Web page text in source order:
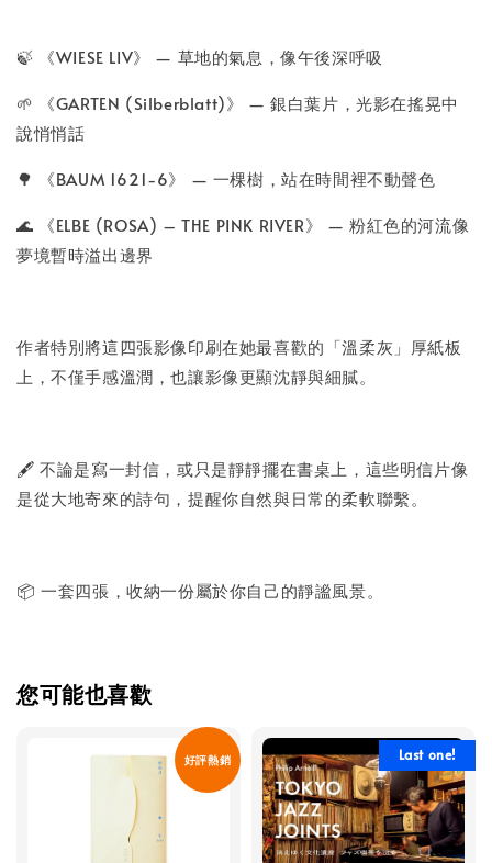
🍃 《WIESE LIV》 — 草地的氣息，像午後深呼吸
🌱 《GARTEN (Silberblatt)》 — 銀白葉片，光影在搖晃中
說悄悄話
🌳 《BAUM 1621-6》 — 一棵樹，站在時間裡不動聲色
🌊 《ELBE (ROSA) – THE PINK RIVER》 — 粉紅色的河流像
夢境暫時溢出邊界
作者特別將這四張影像印刷在她最喜歡的「溫柔灰」厚紙板
上，不僅手感溫潤，也讓影像更顯沈靜與細膩。
🖋️ 不論是寫一封信，或只是靜靜擺在書桌上，這些明信片像
是從大地寄來的詩句，提醒你自然與日常的柔軟聯繫。
📦 一套四張，收納一份屬於你自己的靜謐風景。
您可能也喜歡
好評熱銷 Last one!